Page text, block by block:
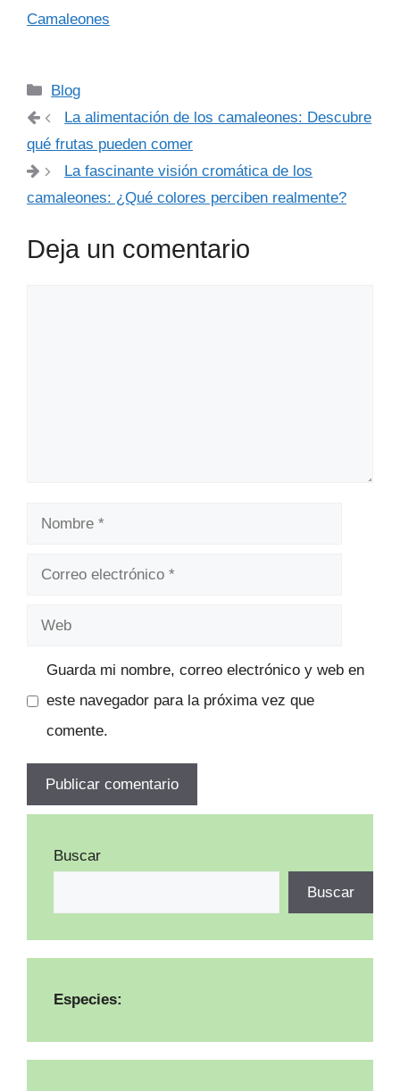
Camaleones
Categorías
Blog
La alimentación de los camaleones: Descubre
qué frutas pueden comer
La fascinante visión cromática de los
camaleones: ¿Qué colores perciben realmente?
Deja un comentario
Nombre
Correo
Web
Guarda mi nombre, correo electrónico y web en
este navegador para la próxima vez que
comente.
Buscar
Buscar
Especies: